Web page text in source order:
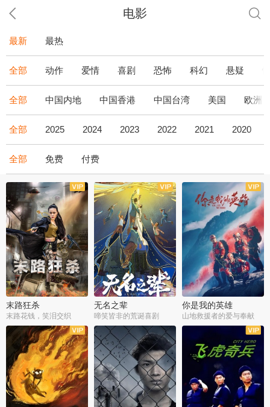
电影
最新 最热
全部 动作 爱情 喜剧 恐怖 科幻 悬疑
全部 中国内地 中国香港 中国台湾 美国 欧洲
全部 2025 2024 2023 2022 2021 2020
全部 免费 付费
末路狂杀
末路花钱，笑泪交织
无名之辈
啼笑皆非的荒诞喜剧
你是我的英雄
山地救援者的爱与奉献